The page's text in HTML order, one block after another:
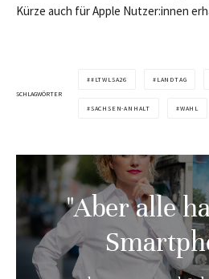
Kürze auch für Apple Nutzer:innen
SCHLAGWÖRTER
#LTWLSA26 LANDTAG
SACHSEN-ANHALT WAHL
"Aber alle